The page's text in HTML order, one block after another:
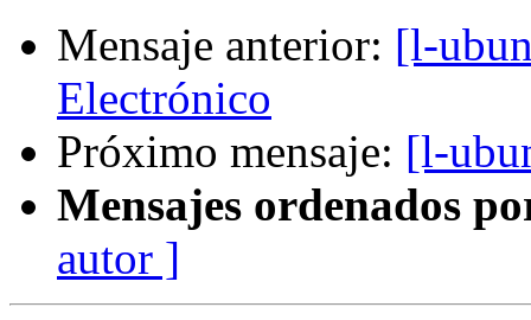
Mensaje anterior: [l-
Electrónico
Próximo mensaje: [l-
Mensajes ordenados
autor ]